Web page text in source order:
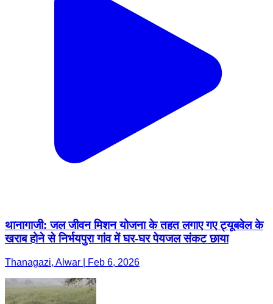
थानागाजी: जल जीवन मिशन योजना के तहत लगाए गए ट्यूबवेल के
खराब होने से निर्भयपुरा गांव में घर-घर पेयजल संकट छाया
Thanagazi, Alwar | Feb 6, 2026